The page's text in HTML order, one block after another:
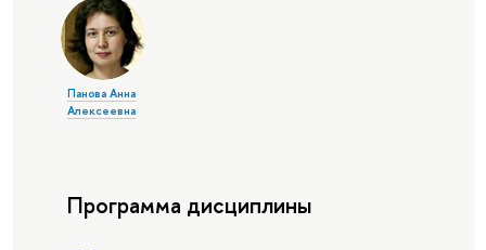
Панова Анна
Алексеевна
Программа дисциплины